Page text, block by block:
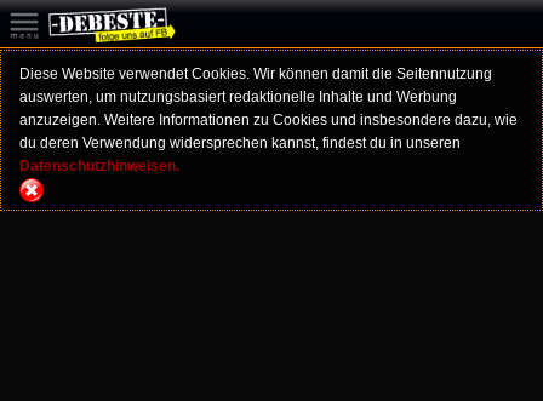
Diese Website verwendet Cookies. Wir können damit die Seitennutzung
auswerten, um nutzungsbasiert redaktionelle Inhalte und Werbung
anzuzeigen. Weitere Informationen zu Cookies und insbesondere dazu, wie
du deren Verwendung widersprechen kannst, findest du in unseren
Datenschutzhinweisen.